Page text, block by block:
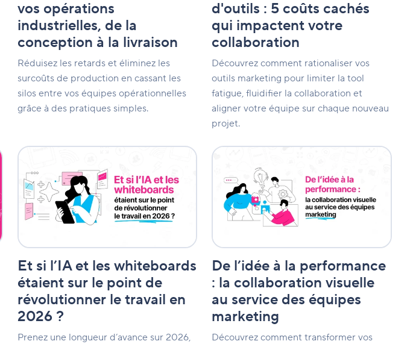
vos opérations
industrielles, de la
conception à la livraison
Réduisez les retards et éliminez les
surcoûts de production en cassant les
silos entre vos équipes opérationnelles
grâce à des pratiques simples.
à
la
d'outils : 5 coûts cachés
qui impactent votre
collaboration
Découvrez comment rationaliser vos
outils marketing pour limiter la tool
fatigue, fluidifier la collaboration et
aligner votre équipe sur chaque nouveau
projet.
collaboration
Et si l’IA et les whiteboards
étaient sur le point de
révolutionner le travail en
2026 ?
Prenez une longueur d’avance sur 2026,
Et
l’IA
et
les
whiteboards
étaient
sur
le
point
de
révolutionner
le
travail
en
2026
De l’idée à la performance
: la collaboration visuelle
au service des équipes
marketing
Découvrez comment transformer vos
De
performance
collaboration
visuelle
au
service
des
équipes
marketing